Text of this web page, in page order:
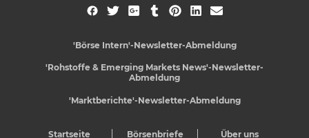
'Börse Intern'-Newsletter-Abmeldung
'Rohstoffe & Emerging Markets News'-Newsletter-
Abmeldung
'Marktberichte'-Newsletter-Abmeldung
Startseite Börsenbriefe Über uns